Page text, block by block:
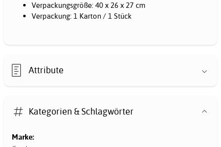
Verpackungsgröße: 40 x 26 x 27 cm
Verpackung: 1 Karton / 1 Stück
Attribute
Kategorien & Schlagwörter
Marke: